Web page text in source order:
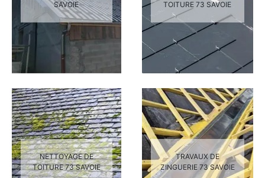
SAVOIE
TOITURE 73 SAVOIE
NETTOYAGE DE
TOITURE 73 SAVOIE
TRAVAUX DE
ZINGUERIE 73 SAVOIE